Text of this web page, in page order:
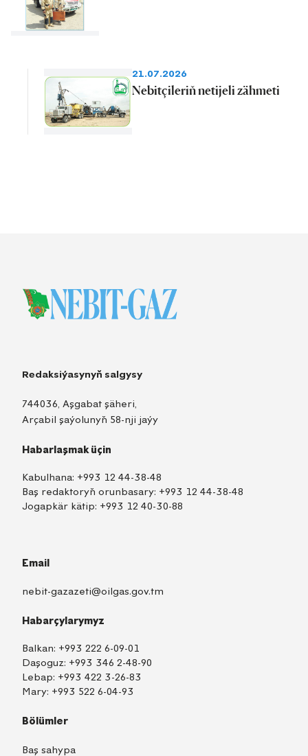
21.07.2026
Nebitçileriň netijeli zähmeti
Redaksiýasynyň salgysy
744036, Aşgabat şäheri,
Arçabil şaýolunyň 58-nji jaýy
Habarlaşmak üçin
Kabulhana: +993 12 44-38-48
Baş redaktoryň orunbasary: +993 12 44-38-48
Jogapkär kätip: +993 12 40-30-88
Email
nebit-gazazeti@oilgas.gov.tm
Habarçylarymyz
Balkan: +993 222 6-09-01
Daşoguz: +993 346 2-48-90
Lebap: +993 422 3-26-83
Mary: +993 522 6-04-93
Bölümler
Baş sahypa